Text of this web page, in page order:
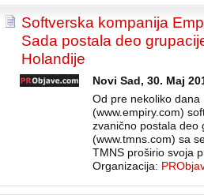
Softverska kompanija
Sada postala deo
Holandije
Novi Sad, 30. Maj
Od pre nekoliko dana
(www.empiry.com)
zvanično postala deo
(www.tmns.com) sa
TMNS proširio svoja
Organizacija: